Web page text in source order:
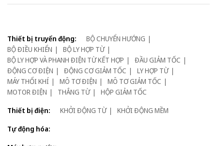
Thiết bị truyển động:
BỘ CHUYỂN HƯỚNG
BỘ ĐIỀU KHIỂN
BỘ LY HỢP TỪ
BỘ LY HỢP VÀ PHANH ĐIỆN TỪ KẾT HỢP
ĐẦU GIẢM TỐC
ĐỘNG CƠ ĐIỆN
ĐỘNG CƠ GIẢM TỐC
LY HỢP TỪ
MÁY THỔI KHÍ
MÔ TƠ ĐIỆN
MÔ TƠ GIẢM TỐC
MOTOR ĐIỆN
THẮNG TỪ
HỘP GIẢM TỐC
Thiết bị điện:
KHỞI ĐỘNG TỪ
KHỞI ĐỘNG MỀM
Tự động hóa: